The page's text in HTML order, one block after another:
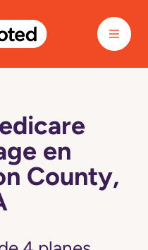
en
County,